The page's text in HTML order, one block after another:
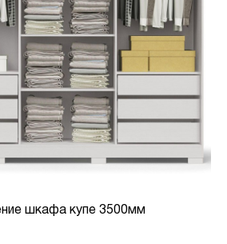
шкафа купе 3500мм